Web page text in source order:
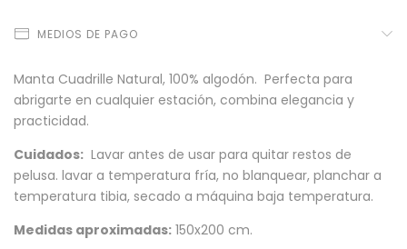
MEDIOS DE PAGO
Manta Cuadrille Natural, 100% algodón. Perfecta para
abrigarte en cualquier estación, combina elegancia y
practicidad.
Cuidados: Lavar antes de usar para quitar restos de
pelusa. lavar a temperatura fría, no blanquear, planchar a
temperatura tibia, secado a máquina baja temperatura.
Medidas aproximadas: 150x200 cm.